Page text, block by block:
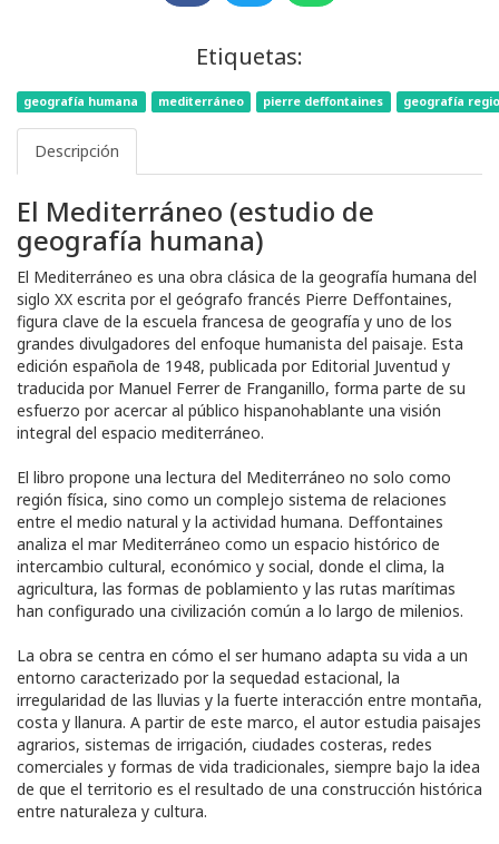
Etiquetas:
geografía humana mediterráneo pierre deffontaines geografía
Descripción
El Mediterráneo (estudio de
geografía humana)
El Mediterráneo es una obra clásica de la geografía humana del
siglo XX escrita por el geógrafo francés Pierre Deffontaines,
figura clave de la escuela francesa de geografía y uno de los
grandes divulgadores del enfoque humanista del paisaje. Esta
edición española de 1948, publicada por Editorial Juventud y
traducida por Manuel Ferrer de Franganillo, forma parte de su
esfuerzo por acercar al público hispanohablante una visión
integral del espacio mediterráneo.
El libro propone una lectura del Mediterráneo no solo como
región física, sino como un complejo sistema de relaciones
entre el medio natural y la actividad humana. Deffontaines
analiza el mar Mediterráneo como un espacio histórico de
intercambio cultural, económico y social, donde el clima, la
agricultura, las formas de poblamiento y las rutas marítimas
han configurado una civilización común a lo largo de milenios.
La obra se centra en cómo el ser humano adapta su vida a un
entorno caracterizado por la sequedad estacional, la
irregularidad de las lluvias y la fuerte interacción entre montaña,
costa y llanura. A partir de este marco, el autor estudia paisajes
agrarios, sistemas de irrigación, ciudades costeras, redes
comerciales y formas de vida tradicionales, siempre bajo la idea
de que el territorio es el resultado de una construcción histórica
entre naturaleza y cultura.